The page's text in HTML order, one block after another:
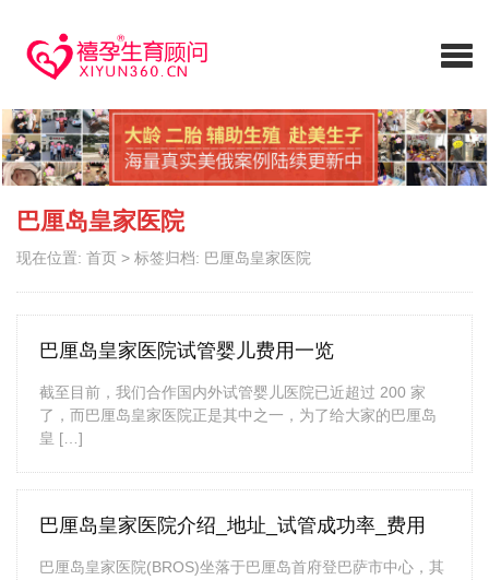
巴厘岛皇家医院
现在位置: 首页 > 标签归档: 巴厘岛皇家医院
巴厘岛皇家医院试管婴儿费用一览
截至目前，我们合作国内外试管婴儿医院已近超过 200 家
了，而巴厘岛皇家医院正是其中之一，为了给大家的巴厘岛
皇 […]
巴厘岛皇家医院介绍_地址_试管成功率_费用
巴厘岛皇家医院(BROS)坐落于巴厘岛首府登巴萨市中心，其